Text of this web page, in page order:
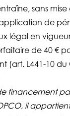
sans
de
légal en
de 40 €
(art. L441-10
financement
il